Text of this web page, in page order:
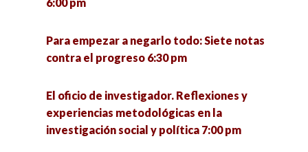
Para empezar a negarlo todo: Siete notas
contra el progreso 6:30 pm
El oficio de investigador. Reflexiones y
experiencias metodológicas en la
investigación social y política 7:00 pm